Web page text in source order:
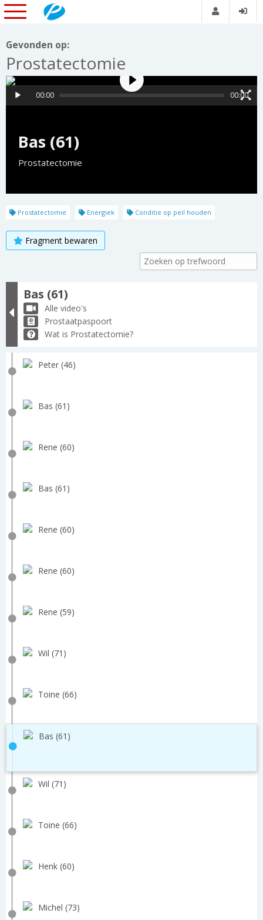
Gevonden op:
Prostatectomie
Bas (61)
Prostatectomie
00:00 00:00
Prostatectomie Energiek Conditie op peil houden
Fragment bewaren
Bas (61)
Alle video's
Prostaatpaspoort
Wat is Prostatectomie?
Peter (46)
Bas (61)
Rene (60)
Bas (61)
Rene (60)
Rene (60)
Rene (59)
Wil (71)
Toine (66)
Bas (61)
Wil (71)
Toine (66)
Henk (60)
Michel (73)